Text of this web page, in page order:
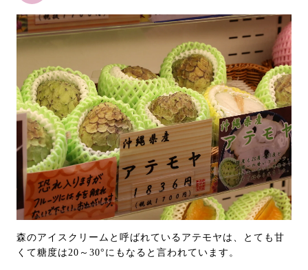
森のアイスクリームと呼ばれているアテモヤは、とても甘
くて糖度は20～30°にもなると言われています。